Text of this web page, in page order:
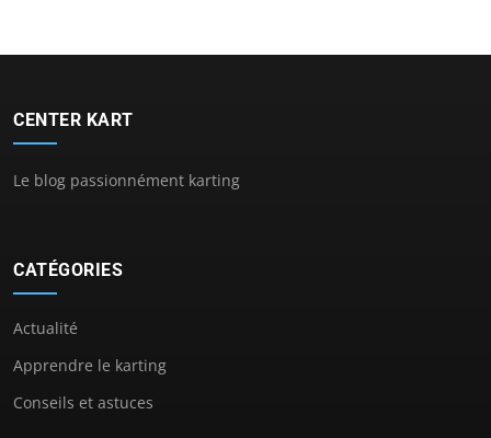
CENTER KART
Le blog passionnément karting
CATÉGORIES
Actualité
Apprendre le karting
Conseils et astuces